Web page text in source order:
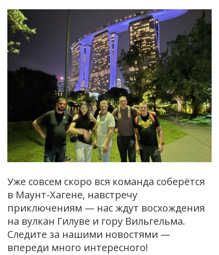
Уже совсем скоро вся команда соберётся
в Маунт-Хагене, навстречу
приключениям — нас ждут восхождения
на вулкан Гилуве и гору Вильгельма.
Следите за нашими новостями —
впереди много интересного!